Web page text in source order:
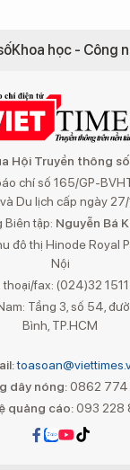
Khoa học - Công
Hội Truyền thông
chí số 165/GP-
Du lịch cấp ngày
Biên tập: Nguyễn Bá
đô thị Hinode Royal
Nội
fax: (024)32
Tầng 3, số 54,
Bình, TP.HCM
dây nóng: 0862 774
quảng cáo:093 228